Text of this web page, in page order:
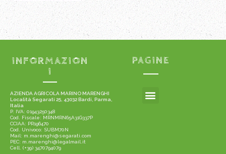
INFORMAZION
I
AZIENDA AGRICOLA MARINO MARENGHI
Località Segarati 25, 43032 Bardi, Parma,
Italia
P. IVA: 01943250348
Cod. Fiscale: MRNMRN65A31G337P
CCIAA: PR196470
Cod. Univoco: SUBM70N
Mail: m.marenghi@segarati.com
PEC: m.marenghi@legalmail.it
Cell. (+39) 3470794079
PAGINE